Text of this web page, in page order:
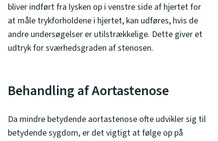
bliver indført fra lysken op i venstre side af hjertet for
at måle trykforholdene i hjertet, kan udføres, hvis de
andre undersøgelser er utilstrækkelige. Dette giver et
udtryk for sværhedsgraden af stenosen.
Behandling af Aortastenose
Da mindre betydende aortastenose ofte udvikler sig til
betydende sygdom, er det vigtigt at følge op på